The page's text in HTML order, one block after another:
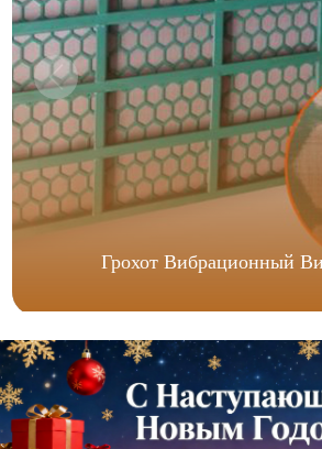
Грохот Вибрационный